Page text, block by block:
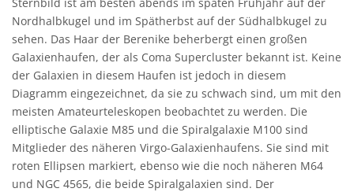
Nordhalbkugel und im Spätherbst auf der Südhalbkugel zu
sehen. Das Haar der Berenike beherbergt einen großen
Galaxienhaufen, der als Coma Supercluster bekannt ist. Keine
der Galaxien in diesem Haufen ist jedoch in diesem
Diagramm eingezeichnet, da sie zu schwach sind, um mit den
meisten Amateurteleskopen beobachtet zu werden. Die
elliptische Galaxie M85 und die Spiralgalaxie M100 sind
Mitglieder des näheren Virgo-Galaxienhaufens. Sie sind mit
roten Ellipsen markiert, ebenso wie die noch näheren M64
und NGC 4565, die beide Spiralgalaxien sind. Der